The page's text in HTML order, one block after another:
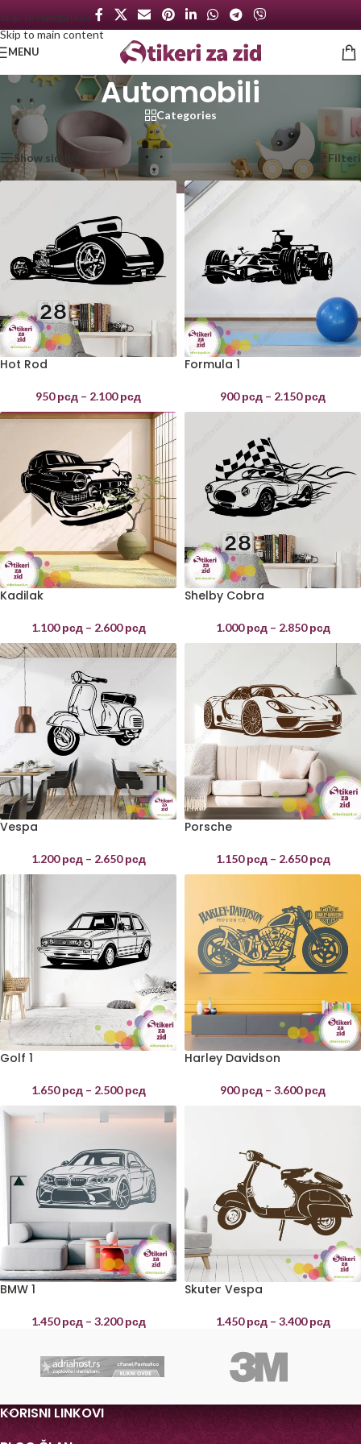
Skip to navigation
Skip to main content
MENU
Automobili
Categories
Početna
Automobili Prikazano je svih 10 rezultata
Show sidebar Filteri
Hot Rod
950рсд – 2.100рсд
Formula 1
900рсд – 2.150рсд
Kadilak
1.100рсд – 2.600рсд
Shelby Cobra
1.000рсд – 2.850рсд
Vespa
1.200рсд – 2.650рсд
Porsche
1.150рсд – 2.650рсд
Golf 1
1.650рсд – 2.500рсд
Harley Davidson
900рсд – 3.600рсд
BMW 1
1.450рсд – 3.200рсд
Skuter Vespa
1.450рсд – 3.400рсд
KORISNI LINKOVI